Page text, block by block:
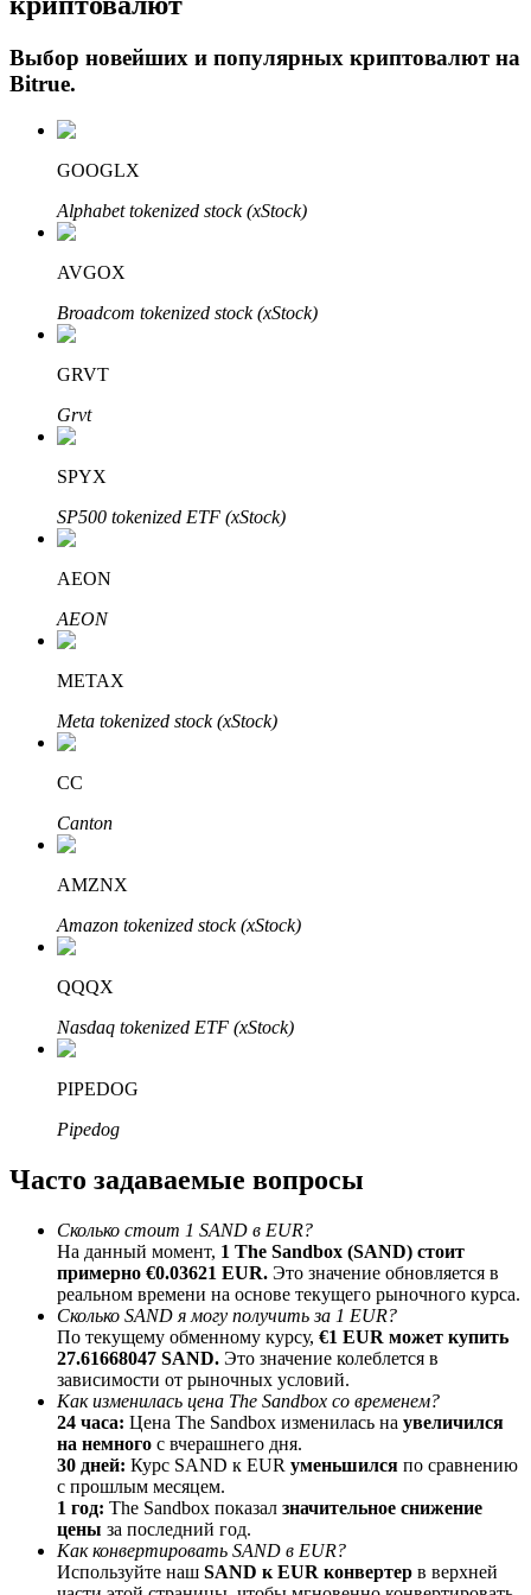
Авто Инвест
Получите долгосрочную прибыль и гибкие проценты
Изучите стейкинг
Партнеры Bitrue
До 65% комиссии!
Реферал
Пригласите друга, чтобы получить денежные
вознаграждения
BTC Welcome Rewards
Выбор новейших и популярных криптовалют на
Bitrue.
GOOGLX
Alphabet tokenized stock (xStock)
AVGOX
Broadcom tokenized stock (xStock)
GRVT
Grvt
SPYX
SP500 tokenized ETF (xStock)
AEON
AEON
METAX
Meta tokenized stock (xStock)
CC
Canton
AMZNX
Amazon tokenized stock (xStock)
QQQX
Nasdaq tokenized ETF (xStock)
PIPEDOG
Pipedog
Часто задаваемые вопросы
Сколько стоит 1 SAND в EUR?
На данный момент, 1 The Sandbox (SAND) стоит
примерно €0.03621 EUR. Это значение обновляется в
реальном времени на основе текущего рыночного курса.
Сколько SAND я могу получить за 1 EUR?
По текущему обменному курсу, €1 EUR может купить
27.61668047 SAND. Это значение колеблется в
зависимости от рыночных условий.
Как изменилась цена The Sandbox со временем?
24 часа: Цена The Sandbox изменилась на увеличился
на немного с вчерашнего дня.
30 дней: Курс SAND к EUR уменьшился по сравнению
с прошлым месяцем.
1 год: The Sandbox показал значительное снижение
цены за последний год.
Как конвертировать SAND в EUR?
Используйте наш SAND к EUR конвертер в верхней